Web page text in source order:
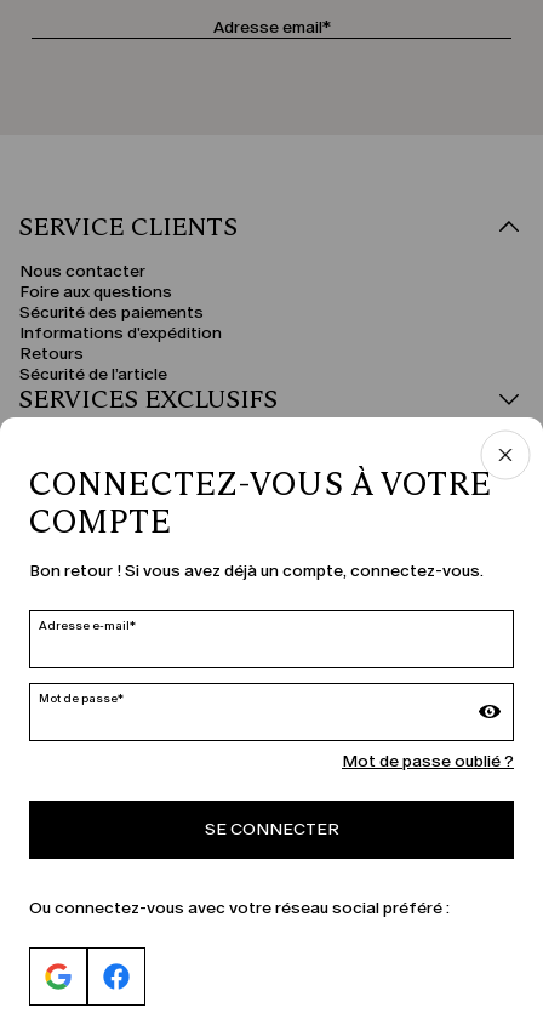
SERVICE CLIENTS
Nous contacter
Foire aux questions
Sécurité des paiements
Informations d'expédition
Retours
Sécurité de l’article
SERVICES EXCLUSIFS
PAYS ET LANGUE
France | fr
modifier
MARINA RINALDI
CONNECTEZ-VOUS À VOTRE
COMPTE
Bon retour ! Si vous avez déjà un compte, connectez-vous.
Adresse e-mail*
Mot de passe*
Mot de passe oublié ?
SE CONNECTER
Ou connectez-vous avec votre réseau social préféré :